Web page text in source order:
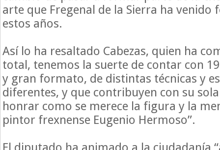
arte que Fregenal de la Sierra ha
estos años.
Así lo ha resaltado Cabezas, quien ha
total, tenemos la suerte de contar con
y gran formato, de distintas técnicas y
diferentes, y que contribuyen con su
honrar como se merece la figura y la
pintor frexnense Eugenio Hermoso”.